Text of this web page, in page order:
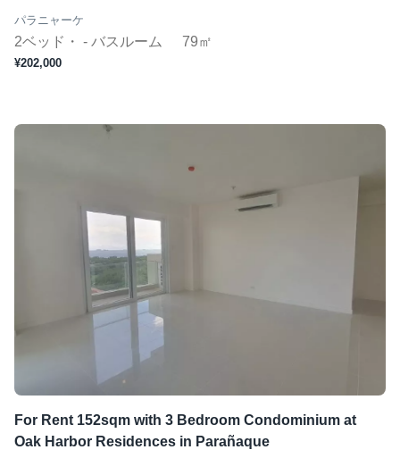
パラニャーケ
2ベッド・ - バスルーム 79㎡
¥202,000
For Rent 152sqm with 3 Bedroom Condominium at
Oak Harbor Residences in Parañaque